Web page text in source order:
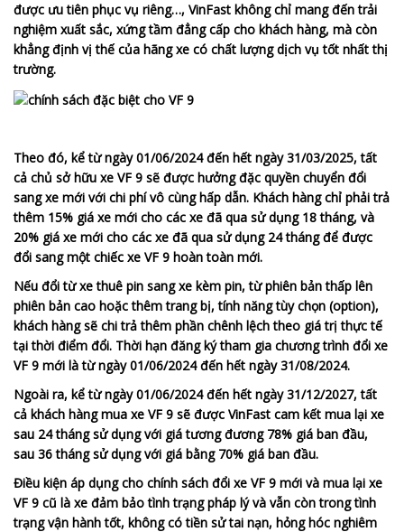
được ưu tiên phục vụ riêng…, VinFast không chỉ mang đến trải
nghiệm xuất sắc, xứng tầm đẳng cấp cho khách hàng, mà còn
khẳng định vị thế của hãng xe có chất lượng dịch vụ tốt nhất thị
trường.
Theo đó, kể từ ngày 01/06/2024 đến hết ngày 31/03/2025, tất
cả chủ sở hữu xe VF 9 sẽ được hưởng đặc quyền chuyển đổi
sang xe mới với chi phí vô cùng hấp dẫn. Khách hàng chỉ phải trả
thêm 15% giá xe mới cho các xe đã qua sử dụng 18 tháng, và
20% giá xe mới cho các xe đã qua sử dụng 24 tháng để được
đổi sang một chiếc xe VF 9 hoàn toàn mới.
Nếu đổi từ xe thuê pin sang xe kèm pin, từ phiên bản thấp lên
phiên bản cao hoặc thêm trang bị, tính năng tùy chọn (option),
khách hàng sẽ chi trả thêm phần chênh lệch theo giá trị thực tế
tại thời điểm đổi. Thời hạn đăng ký tham gia chương trình đổi xe
VF 9 mới là từ ngày 01/06/2024 đến hết ngày 31/08/2024.
Ngoài ra, kể từ ngày 01/06/2024 đến hết ngày 31/12/2027, tất
cả khách hàng mua xe VF 9 sẽ được VinFast cam kết mua lại xe
sau 24 tháng sử dụng với giá tương đương 78% giá ban đầu,
sau 36 tháng sử dụng với giá bằng 70% giá ban đầu.
Điều kiện áp dụng cho chính sách đổi xe VF 9 mới và mua lại xe
VF 9 cũ là xe đảm bảo tình trạng pháp lý và vẫn còn trong tình
trạng vận hành tốt, không có tiền sử tai nạn, hỏng hóc nghiêm